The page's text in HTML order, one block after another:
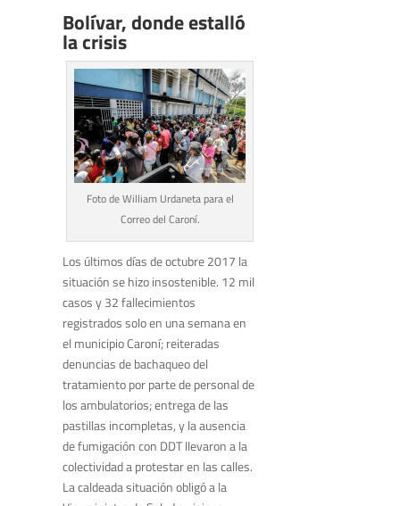
Bolívar, donde estalló
la crisis
Foto de William Urdaneta para el
Correo del Caroní.
Los últimos días de octubre 2017 la
situación se hizo insostenible. 12 mil
casos y 32 fallecimientos
registrados solo en una semana en
el municipio Caroní; reiteradas
denuncias de bachaqueo del
tratamiento por parte de personal de
los ambulatorios; entrega de las
pastillas incompletas, y la ausencia
de fumigación con DDT llevaron a la
colectividad a protestar en las calles.
La caldeada situación obligó a la